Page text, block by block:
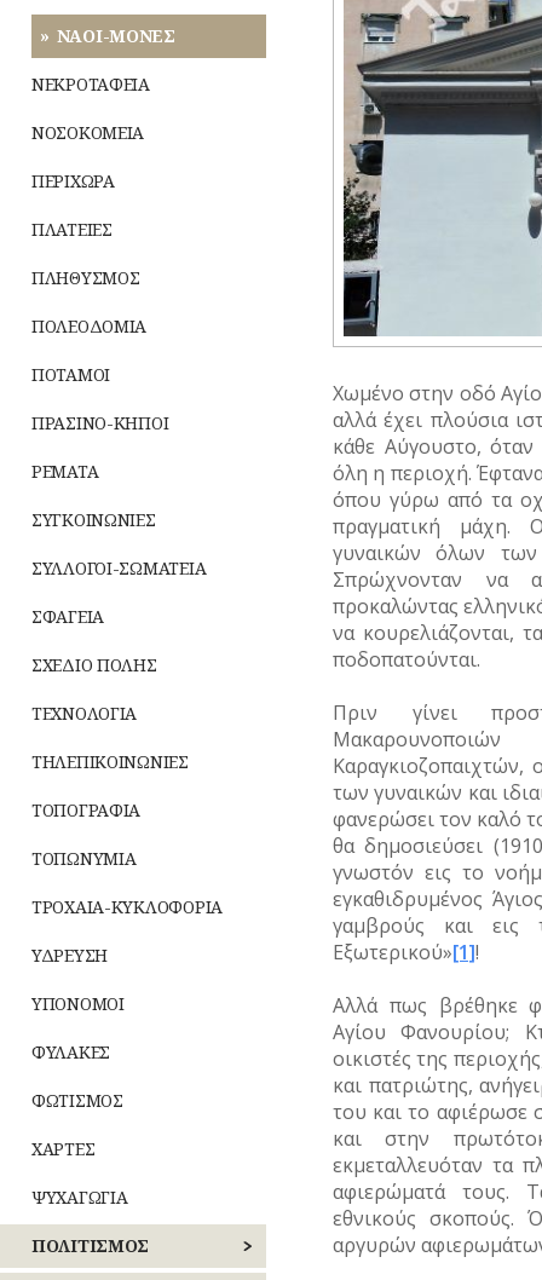
ΝΑΟΙ-ΜΟΝΕΣ
ΝΕΚΡΟΤΑΦΕΙΑ
ΝΟΣΟΚΟΜΕΙΑ
ΠΕΡΙΧΩΡΑ
ΠΛΑΤΕΙΕΣ
ΠΛΗΘΥΣΜΟΣ
ΠΟΛΕΟΔΟΜΙΑ
ΠΟΤΑΜΟΙ
ΠΡΑΣΙΝΟ-ΚΗΠΟΙ
ΡΕΜΑΤΑ
ΣΥΓΚΟΙΝΩΝΙΕΣ
ΣΥΛΛΟΓΟΙ-ΣΩΜΑΤΕΙΑ
ΣΦΑΓΕΙΑ
ΣΧΕΔΙΟ ΠΟΛΗΣ
ΤΕΧΝΟΛΟΓΙΑ
ΤΗΛΕΠΙΚΟΙΝΩΝΙΕΣ
ΤΟΠΟΓΡΑΦΙΑ
ΤΟΠΩΝΥΜΙΑ
ΤΡΟΧΑΙΑ-ΚΥΚΛΟΦΟΡΙΑ
ΥΔΡΕΥΣΗ
ΥΠΟΝΟΜΟΙ
ΦΥΛΑΚΕΣ
ΦΩΤΙΣΜΟΣ
ΧΑΡΤΕΣ
ΨΥΧΑΓΩΓΙΑ
ΠΟΛΙΤΙΣΜΟΣ
Χωμένο στην οδό
αλλά έχει πλούσια
κάθε Αύγουστο, όταν
όλη η περιοχή.
όπου γύρω από τα
πραγματική μάχη.
γυναικών όλων των
Σπρώχνονταν να
προκαλώντας
να κουρελιάζονται,
ποδοπατούνται.
Πριν γίνει
Καραγκιοζοπαιχτών,
των γυναικών και
φανερώσει τον καλό
θα δημοσιεύσει
γνωστόν εις το
εγκαθιδρυμένος
γαμβρούς και εις
Εξωτερικού»[1]!
Αλλά πως βρέθηκε
Αγίου Φανουρίου;
οικιστές της
και πατριώτης,
του και το αφιέρωσε
και στην
εκμεταλλευόταν τα
αφιερώματά τους.
εθνικούς σκοπούς.
αργυρών